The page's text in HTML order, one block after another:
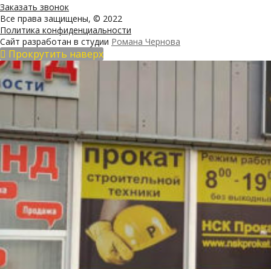
Заказать звонок
Все права защищены, © 2022
Политика конфиденциальности
Сайт разработан в студии Романа Чернова
Прокрутить наверх